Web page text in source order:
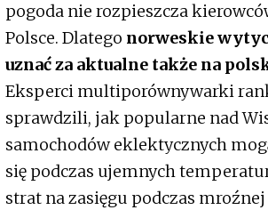
pogoda nie rozpieszcza
Polsce. Dlatego norweskie
uznać za aktualne także na
Eksperci multiporównywarki
sprawdzili, jak popularne nad
samochodów eklektycznych
się podczas ujemnych
strat na zasięgu podczas